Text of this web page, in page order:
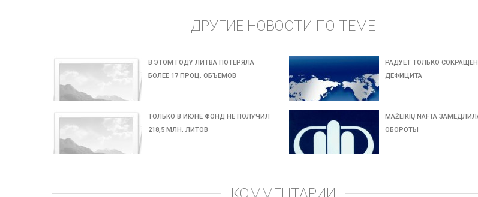
ДРУГИЕ НОВОСТИ ПО ТЕМЕ
В ЭТОМ ГОДУ ЛИТВА ПОТЕРЯЛА
БОЛЕЕ 17 ПРОЦ. ОБЪЕМОВ
РАДУЕТ ТОЛЬКО
ДЕФИЦИТА
ТОЛЬКО В ИЮНЕ ФОНД НЕ ПОЛУЧИЛ
218,5 МЛН. ЛИТОВ
MAŽEIKIŲ NAFTA
ОБОРОТЫ
КОММЕНТАРИИ